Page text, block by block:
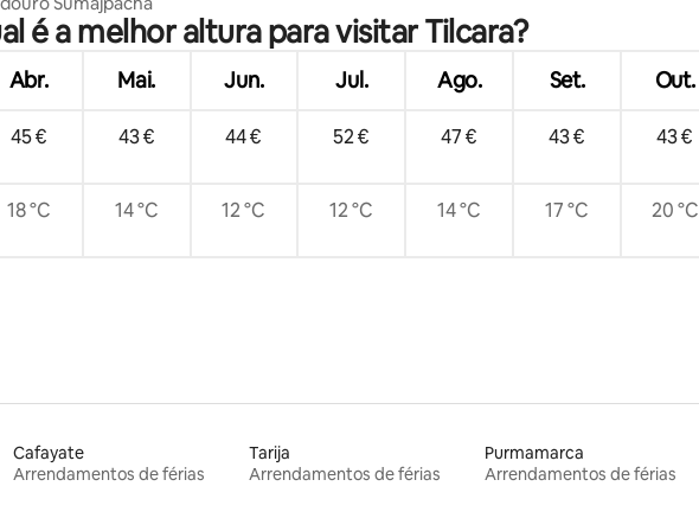
é a melhor altura para visitar Tilcara?
Abr. Mai. Jun. Jul. Ago. Set. Out.
45 € 43 € 44 € 52 € 47 € 43 € 43 €
18 °C 14 °C 12 °C 12 °C 14 °C 17 °C 20 °C
Cafayate
Arrendamentos de férias
Tarija
Arrendamentos de férias
Purmamarca
Arrendamentos de férias